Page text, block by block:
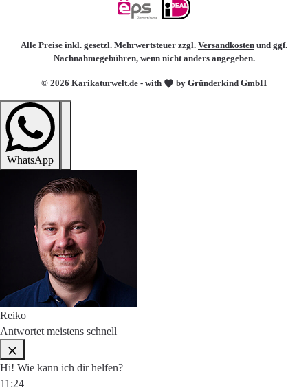
© 2026 Karikaturwelt.de - with by Gründerkind GmbH
Alle Preise inkl. gesetzl. Mehrwertsteuer zzgl. Versandkosten und ggf.
Nachnahmegebühren, wenn nicht anders angegeben.
WhatsApp
Reiko
Antwortet meistens schnell
Hi! Wie kann ich dir helfen?
11:24